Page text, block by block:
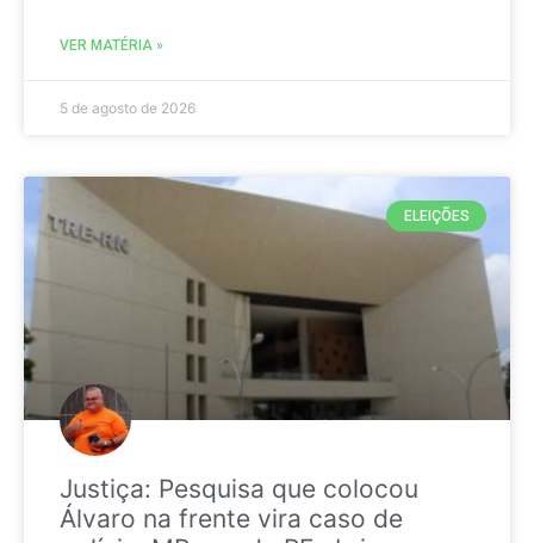
VER MATÉRIA »
5 de agosto de 2026
ELEIÇÕES
Justiça: Pesquisa que colocou
Álvaro na frente vira caso de